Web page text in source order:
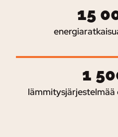
15
1
lämmitysjärjestelmää